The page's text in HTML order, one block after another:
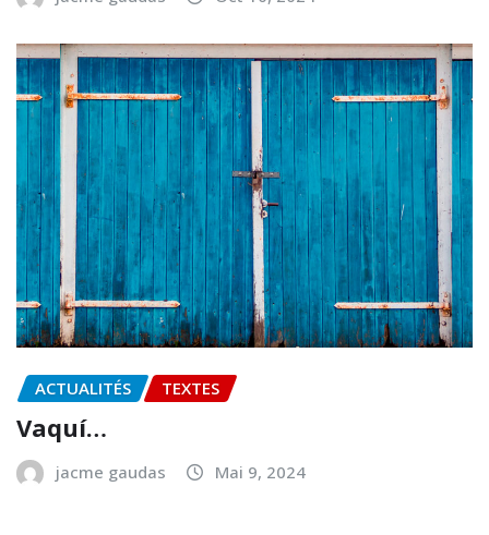
ACTUALITÉS TEXTES
Vaquí…
jacme gaudas Mai 9, 2024